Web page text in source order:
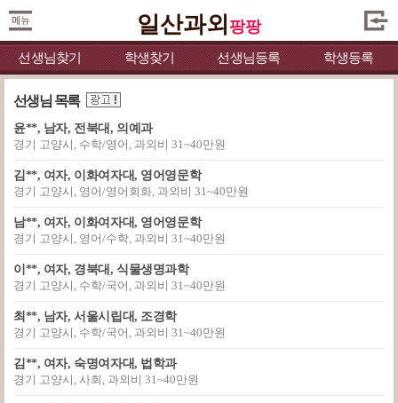
일산과외 팡팡
선생님찾기 학생찾기 선생님등록 학생등록
선생님 목록
윤**, 남자, 전북대, 의예과
경기 고양시, 수학/영어, 과외비 31~40만원
김**, 여자, 이화여자대, 영어영문학
경기 고양시, 영어/영어회화, 과외비 31~40만원
남**, 여자, 이화여자대, 영어영문학
경기 고양시, 영어/수학, 과외비 31~40만원
이**, 여자, 경북대, 식물생명과학
경기 고양시, 수학/국어, 과외비 31~40만원
최**, 남자, 서울시립대, 조경학
경기 고양시, 수학/국어, 과외비 31~40만원
김**, 여자, 숙명여자대, 법학과
경기 고양시, 사회, 과외비 31~40만원